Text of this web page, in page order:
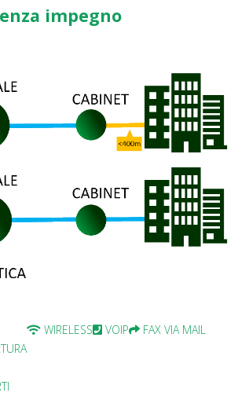
impegno
WIRELESS VOIP FAX VIA MAIL